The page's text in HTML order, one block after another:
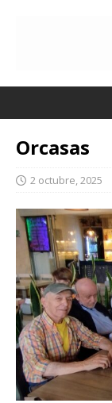
Orcasas
2 octubre, 2025